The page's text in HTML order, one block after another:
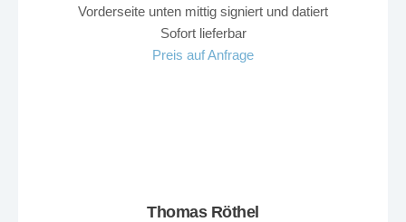
Vorderseite unten mittig signiert und datiert
Sofort lieferbar
Preis auf Anfrage
Thomas Röthel